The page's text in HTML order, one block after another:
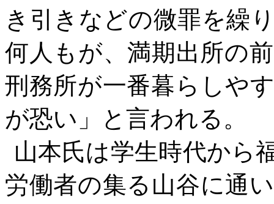
き引きなどの微罪を繰
何人もが、満期出所の
刑務所が一番暮らしや
が恐い」と言われる。
山本氏は学生時代から
労働者の集る山谷に通